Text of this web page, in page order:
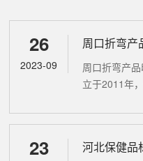
26
2023-09
周口折弯产
周口折弯产
立于2011年
3000平方米
23 河北保健品